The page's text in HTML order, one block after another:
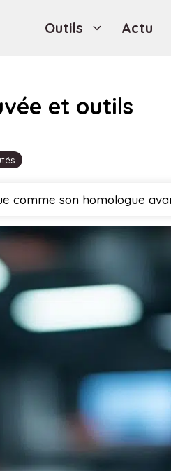
Outils Actu
et outils
comme son homologue